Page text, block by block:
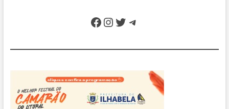
Facebook
Instagram
Twitter
Telegram